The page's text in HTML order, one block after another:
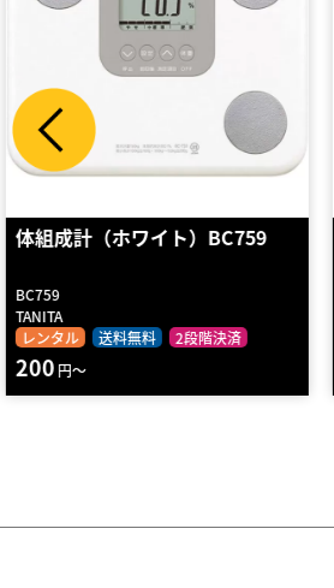
InBody270S
InBody Japan
レンタル
送料無料 2段階決済
19800